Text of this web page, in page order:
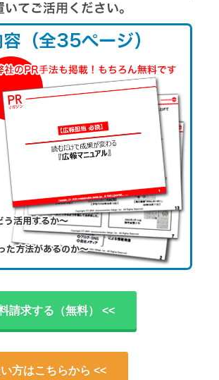
請求する（無料） <<
方はこちらから <<